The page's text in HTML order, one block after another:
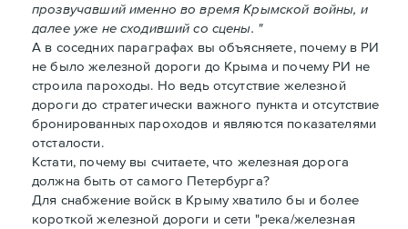
прозвучавший именно во время Крымской войны, и
далее уже не сходивший со сцены. "
А в соседних параграфах вы объясняете, почему в РИ
не было железной дороги до Крыма и почему РИ не
строила пароходы. Но ведь отсутствие железной
дороги до стратегически важного пункта и отсутствие
бронированных пароходов и являются показателями
отсталости.
Кстати, почему вы считаете, что железная дорога
должна быть от самого Петербурга?
Для снабжение войск в Крыму хватило бы и более
короткой железной дороги и сети "река/железная